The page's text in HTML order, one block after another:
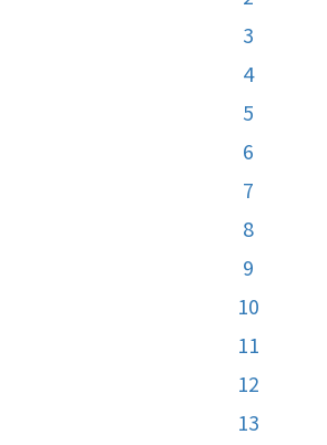
3
4
5
6
7
8
9
10
11
12
13